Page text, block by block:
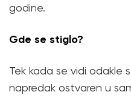
godine.
Gde se stiglo?
Tek kada se vidi odakle
napredak ostvaren u